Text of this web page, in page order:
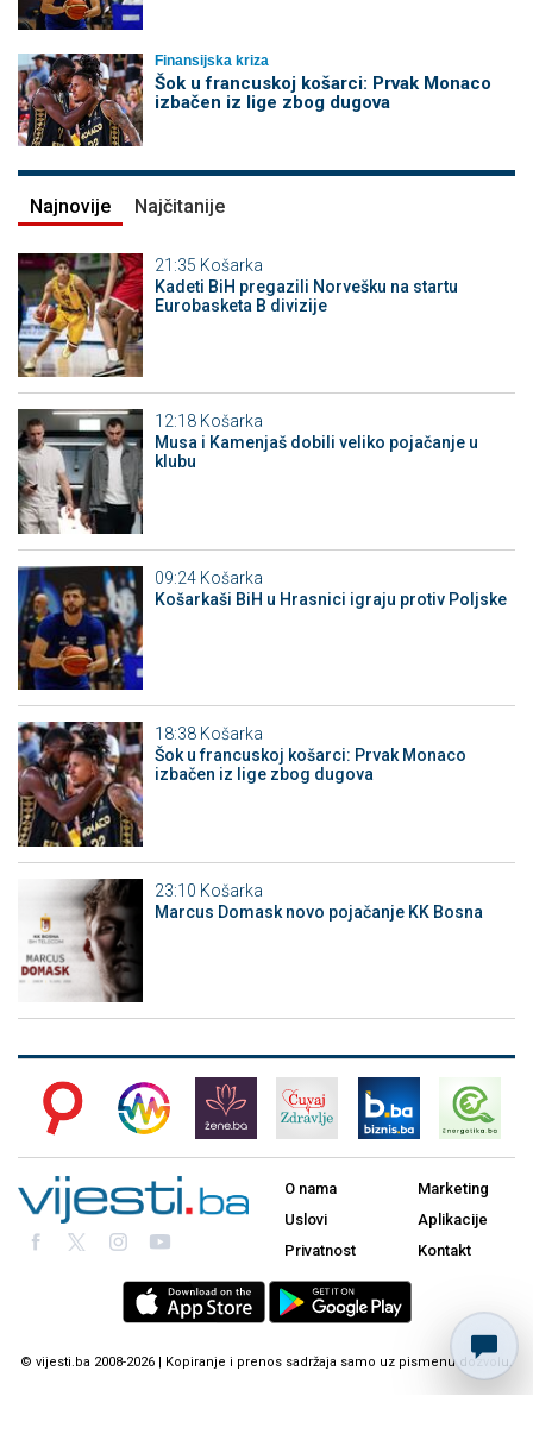
Finansijska kriza
Šok u francuskoj košarci: Prvak Monaco
izbačen iz lige zbog dugova
Najnovije Najčitanije
21:35 Košarka
Kadeti BiH pregazili Norvešku na startu
Eurobasketa B divizije
12:18 Košarka
Musa i Kamenjaš dobili veliko pojačanje u
klubu
09:24 Košarka
Košarkaši BiH u Hrasnici igraju protiv Poljske
18:38 Košarka
Šok u francuskoj košarci: Prvak Monaco
izbačen iz lige zbog dugova
23:10 Košarka
Marcus Domask novo pojačanje KK Bosna
O nama
Uslovi
Privatnost
Marketing
Aplikacije
Kontakt
© vijesti.ba 2008-2026 | Kopiranje i prenos sadržaja samo uz pismenu dozvolu.